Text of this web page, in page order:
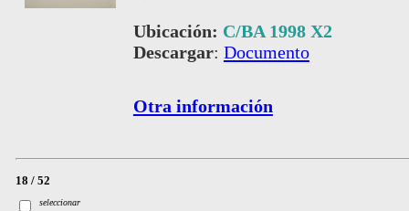
Ubicación: C/BA 1998 X2
Descargar: Documento
Otra información
18 / 52
seleccionar